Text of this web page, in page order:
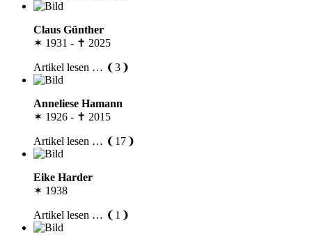
Claus Günther
✶ 1931 - ✝ 2025
Artikel lesen … ❨3❩
Anneliese Hamann
✶ 1926 - ✝ 2015
Artikel lesen … ❨17❩
Eike Harder
✶ 1938
Artikel lesen … ❨1❩